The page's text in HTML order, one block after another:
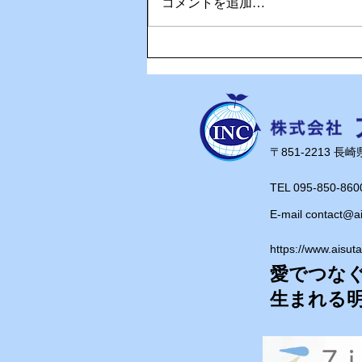
の誕生日を家族でお祝い🎂
コメントを追加…
〒851-2213 長崎
TEL 095-850-
E-mail
https://
愛でつな
生まれる